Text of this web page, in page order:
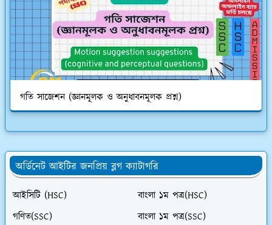
গতি সাজেশন (জ্ঞানমূলক ও অনুধাবনমূলক প্রশ্ন)
অর্ডিনেট আইটির জনপ্রিয় ব্লগ ক্যাটাগরি
আইসিটি (HSC)
বাংলা ১ম পত্র(HSC)
গণিত(SSC)
বাংলা ১ম পত্র(SSC)